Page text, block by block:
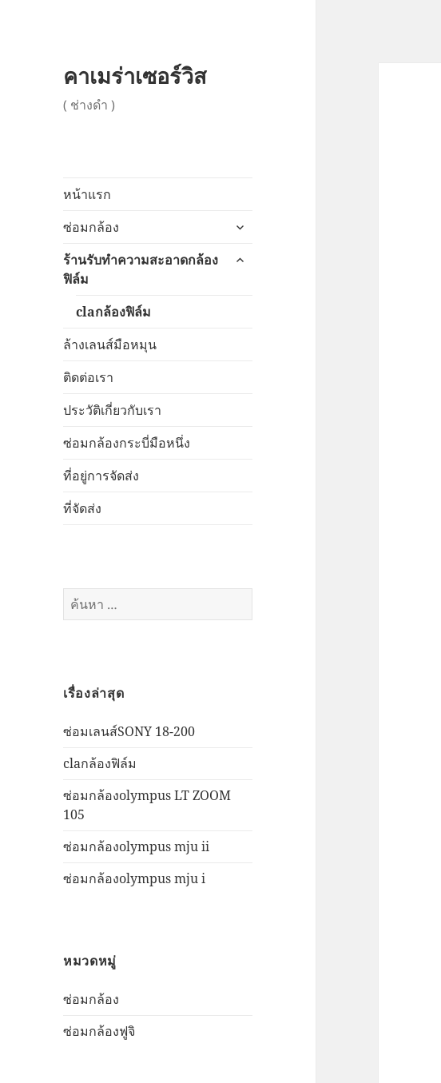
คาเมร่าเซอร์วิส
( ช่างดำ )
หน้าแรก
ซ่อมกล้อง
ขยาย
ย่อย
ร้านรับทำความสะอาดกล้อง
ฟิล์ม
ขยาย
claกล้องฟิล์ม
ล้างเลนส์มือหมุน
ติดต่อเรา
ประวัติเกี่ยวกับเรา
ซ่อมกล้องกระบี่มือหนึ่ง
ที่อยู่การจัดส่ง
ที่จัดส่ง
ค้นหา
สำหรับ:
เรื่องล่าสุด
ซ่อมเลนส์SONY 18-200
claกล้องฟิล์ม
ซ่อมกล้องolympus LT ZOOM
105
ซ่อมกล้องolympus mju ii
ซ่อมกล้องolympus mju i
หมวดหมู่
ซ่อมกล้อง
ซ่อมกล้องฟูจิ